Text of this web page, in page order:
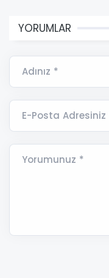
YORUMLAR
Adınız *
E-Posta Adresiniz
Yorumunuz *